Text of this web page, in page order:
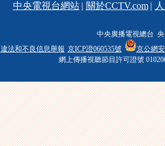
中央電視台網站 | 關於CCTV.com |
中央廣播電視總台
違法和不良信息舉報 京ICP證060535號
京公網
網上傳播視聽節目許可證號